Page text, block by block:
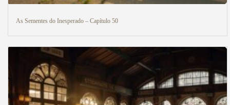
As Sementes do Inesperado – Capítulo 50